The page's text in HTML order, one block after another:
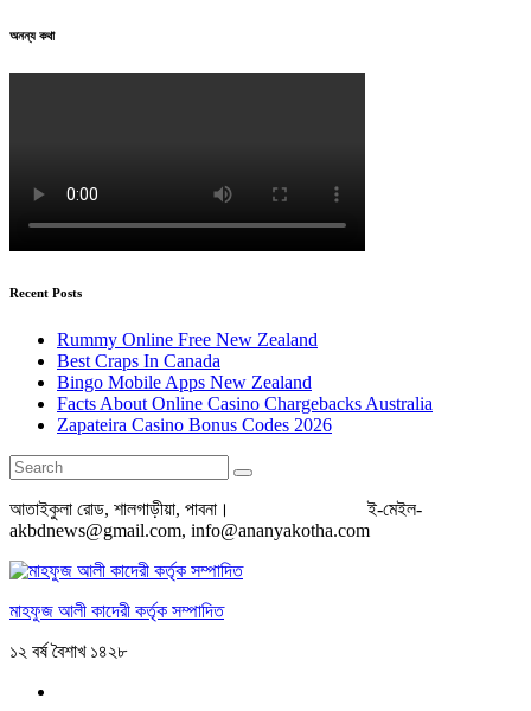
অনন্য কথা
Recent Posts
Rummy Online Free New Zealand
Best Craps In Canada
Bingo Mobile Apps New Zealand
Facts About Online Casino Chargebacks Australia
Zapateira Casino Bonus Codes 2026
আতাইকুলা রোড, শালগাড়ীয়া, পাবনা। ই-মেইল-
akbdnews@gmail.com, info@ananyakotha.com
মাহফুজ আলী কাদেরী কর্তৃক সম্পাদিত
১২ বর্ষ বৈশাখ ১৪২৮